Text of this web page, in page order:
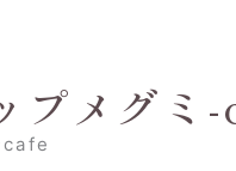
プメグミ
cafe